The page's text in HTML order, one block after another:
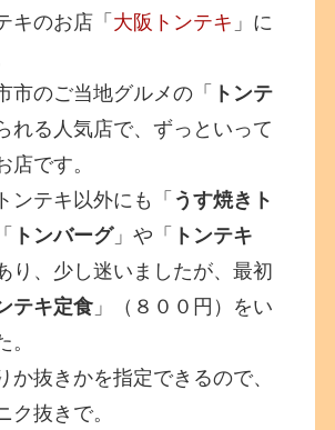
キのお店「 大阪トンテキ 」に
市のご当地グルメの「
トンテ
れる人気店で、ずっといって
店です。
ンテキ以外にも「 うす焼きト
トンバーグ」や「
トンテキ
り、少し迷いましたが、最初
テキ定食 」（８００円）をい
。
か抜きかを指定できるので、
ク抜きで。